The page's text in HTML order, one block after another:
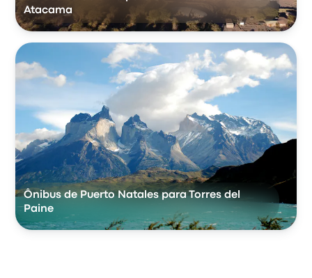
Atacama
Ônibus de Puerto Natales para Torres del
Paine